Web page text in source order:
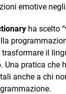
emotive
ha scelto “
trasformare il
Una pratica che
anche a chi